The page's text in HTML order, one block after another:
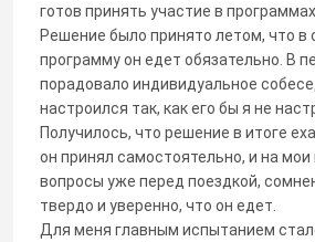
готов принять участие в программах.
Решение было принято летом, что в
программу он едет обязательно. В
порадовало индивидуальное
настроился так, как его бы я не
Получилось, что решение в итоге
он принял самостоятельно, и на
вопросы уже перед поездкой,
твердо и уверенно, что он едет.
Для меня главным испытанием